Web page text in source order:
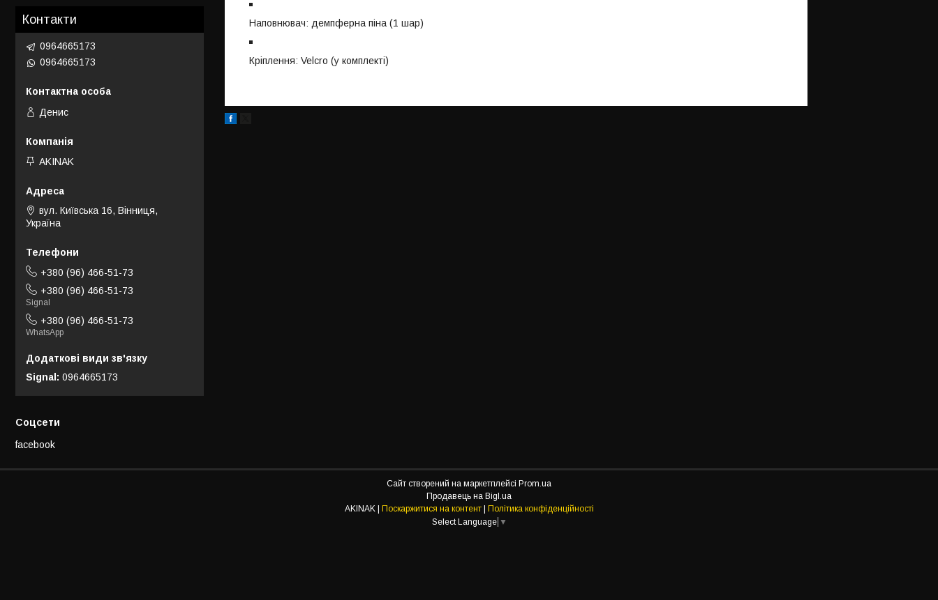
Наповнювач: демпферна піна (1 шар)
Кріплення: Velcro (у комплекті)
Контакти
0964665173
0964665173
Денис
AKINAK
вул. Київська 16, Вінниця,
Україна
+380 (96) 466-51-73
+380 (96) 466-51-73
Signal
+380 (96) 466-51-73
WhatsApp
Signal 0964665173
Соцсети
facebook
Сайт створений на маркетплейсі Prom.ua
Продавець на Bigl.ua
Поскаржитися на контент
Політика конфіденційності
Select Language ▼